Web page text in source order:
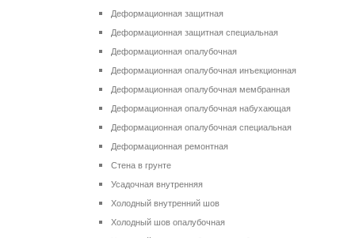
Деформационная защитная
Деформационная защитная специальная
Деформационная опалубочная
Деформационная опалубочная инъекционная
Деформационная опалубочная мембранная
Деформационная опалубочная набухающая
Деформационная опалубочная специальная
Деформационная ремонтная
Стена в грунте
Усадочная внутренняя
Холодный внутренний шов
Холодный шов опалубочная